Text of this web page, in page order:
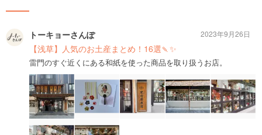
トーキョーさんぽ
【浅草】人気のお土産まとめ！16選🍡✨
雷門のすぐ近くにある和紙を使った商品を取り扱うお店。
2023年9月26日